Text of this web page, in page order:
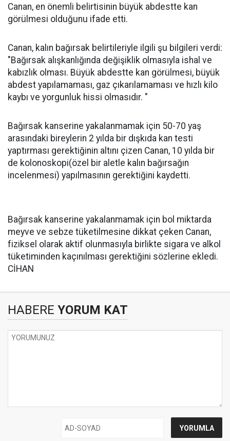
Canan, en önemli belirtisinin büyük abdestte kan
görülmesi olduğunu ifade etti.
Canan, kalın bağırsak belirtileriyle ilgili şu bilgileri verdi:
"Bağırsak alışkanlığında değişiklik olmasıyla ishal ve
kabızlık olması. Büyük abdestte kan görülmesi, büyük
abdest yapılamaması, gaz çıkarılamaması ve hızlı kilo
kaybı ve yorgunluk hissi olmasıdır. "
Bağırsak kanserine yakalanmamak için 50-70 yaş
arasındaki bireylerin 2 yılda bir dışkıda kan testi
yaptırması gerektiğinin altını çizen Canan, 10 yılda bir
de kolonoskopi(özel bir aletle kalın bağırsağın
incelenmesi) yapılmasının gerektiğini kaydetti.
Bağırsak kanserine yakalanmamak için bol miktarda
meyve ve sebze tüketilmesine dikkat çeken Canan,
fiziksel olarak aktif olunmasıyla birlikte sigara ve alkol
tüketiminden kaçınılması gerektiğini sözlerine ekledi.
CİHAN
HABERE YORUM KAT